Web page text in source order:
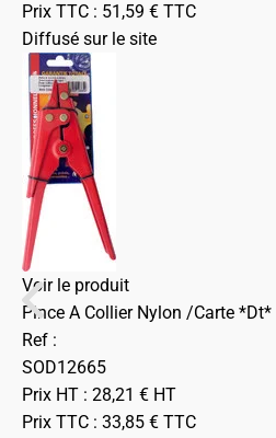
Prix TTC : 51,59 € TTC
Diffusé sur le site
Voir le produit
Pince A Collier Nylon /Carte *Dt*
Ref :
SOD12665
Prix HT : 28,21 € HT
Prix TTC : 33,85 € TTC